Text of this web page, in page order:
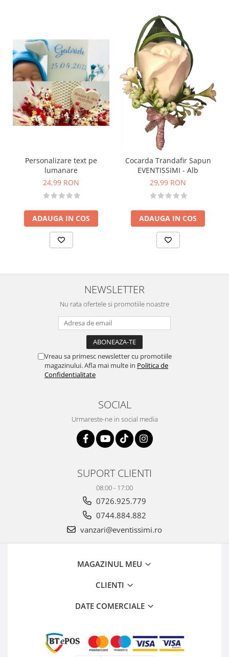
Personalizare text pe
lumanare
24,99 RON
ADAUGA IN COS
Cocarda Trandafir Sapun
EVENTISSIMI - Alb
29,99 RON
ADAUGA IN COS
NEWSLETTER
Nu rata ofertele si promotiile noastre
Vreau sa primesc newsletter cu promotiile
magazinului. Afla mai multe in Politica de
Confidentialitate
SOCIAL
Urmareste-ne in social media
SUPORT CLIENTI
08:00 - 17:00
0726.925.779
0744.884.882
vanzari@eventissimi.ro
MAGAZINUL MEU
CLIENTI
DATE COMERCIALE